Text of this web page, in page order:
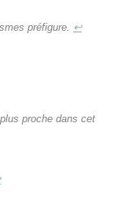
préfigure.
↩
proche dans cet